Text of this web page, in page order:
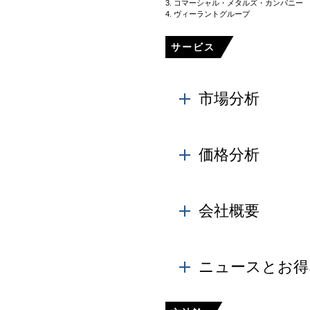
3. コマーシャル・メタルズ・カンパニー
4. ヴィーラントグループ
サービス
市場分析
産、輸入、輸出、在庫の
価格分析
Learn More
会社概要
も把握され、企業がよ
ニュースとお
業界固有および製品固